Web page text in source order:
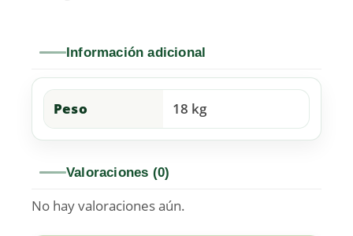
Información adicional
Peso 18 kg
Valoraciones (0)
No hay valoraciones aún.